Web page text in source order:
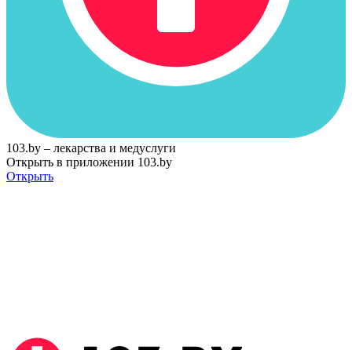
103.by – лекарства и медуслуги
Открыть в приложении 103.by
Открыть